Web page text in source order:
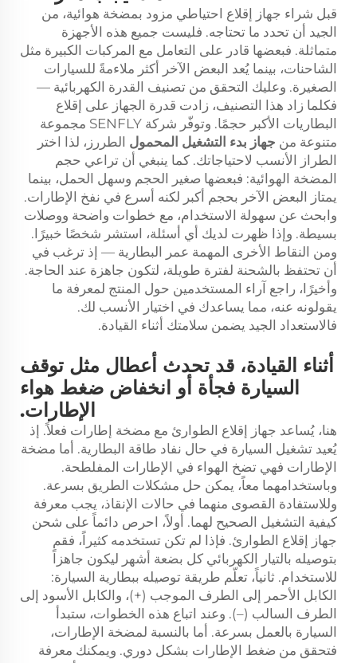
قبل شراء جهاز إقلاع احتياطي مزود بمضخة هوائية، من
الجيد أن تحدد ما تحتاجه. فليست جميع هذه الأجهزة
متماثلة. فبعضها قادر على التعامل مع المركبات الكبيرة مثل
الشاحنات، بينما يُعد البعض الآخر أكثر ملاءمةً للسيارات
الصغيرة. وعليك التحقق من تصنيف القدرة الكهربائية —
فكلما زاد هذا التصنيف، زادت قدرة الجهاز على إقلاع
البطاريات الأكبر حجمًا. وتوفّر شركة SENFLY مجموعة
متنوعة من جهاز بدء التشغيل المحمول الطررز، لذا اختر
الطراز الأنسب لاحتياجاتك. كما ينبغي أن تراعي حجم
المضخة الهوائية: فبعضها صغير الحجم وسهل الحمل، بينما
يمتاز البعض الآخر بحجم أكبر لكنه أسرع في نفخ الإطارات.
وابحث عن سهولة الاستخدام، مع خطوات واضحة ووصلات
بسيطة. وإذا ظهرت لديك أي أسئلة، استشر شخصًا خبيرًا.
ومن النقاط الأخرى المهمة عمر البطارية — إذ ترغب في
أن تحتفظ بالشحنة لفترة طويلة، لتكون جاهزة عند الحاجة.
وأخيرًا، راجع آراء المستخدمين حول المنتج لمعرفة ما
يقولونه عنه، مما يساعدك في اختيار الأنسب لك.
فالاستعداد الجيد يضمن سلامتك أثناء القيادة.
أثناء القيادة، قد تحدث أعطال مثل توقف
السيارة فجأة أو انخفاض ضغط هواء
الإطارات.
هنا، يُساعد جهاز إقلاع الطوارئ مع مضخة إطارات فعلاً. إذ
يُعيد تشغيل السيارة في حال نفاد طاقة البطارية. أما مضخة
الإطارات فهي تضخ الهواء في الإطارات المفلطحة.
وباستخدامهما معاً، يمكن حل مشكلات الطريق بسرعة.
وللاستفادة القصوى منهما في حالات الإنقاذ، يجب معرفة
كيفية التشغيل الصحيح لهما. أولاً، احرص دائماً على شحن
جهاز إقلاع الطوارئ. فإذا لم تكن تستخدمه كثيراً، فقم
بتوصيله بالتيار الكهربائي كل بضعة أشهر ليكون جاهزاً
للاستخدام. ثانياً، تعلّم طريقة توصيله ببطارية السيارة:
الكابل الأحمر إلى الطرف الموجب (+)، والكابل الأسود إلى
الطرف السالب (–). وعند اتباع هذه الخطوات، ستبدأ
السيارة بالعمل بسرعة. أما بالنسبة لمضخة الإطارات،
فتحقق من ضغط الإطارات بشكل دوري. ويمكنك معرفة